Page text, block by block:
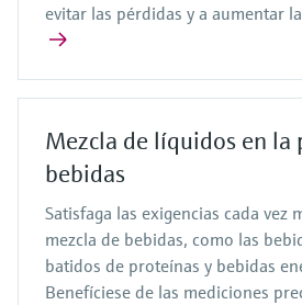
evitar las pérdidas y a aumentar
Mezcla de líquidos en la
bebidas
Satisfaga las exigencias cada vez
mezcla de bebidas, como las
batidos de proteínas y bebidas
Benefíciese de las mediciones